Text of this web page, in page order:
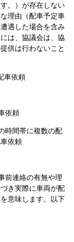
。）が存在しない
理由（配車予定車
遇した場合を含み
は、協議会は、協
供は行わないこと
車依頼
依頼
時間帯に複数の配
依頼
前連絡の有無や理
き実際に車両が配
意味します。以下